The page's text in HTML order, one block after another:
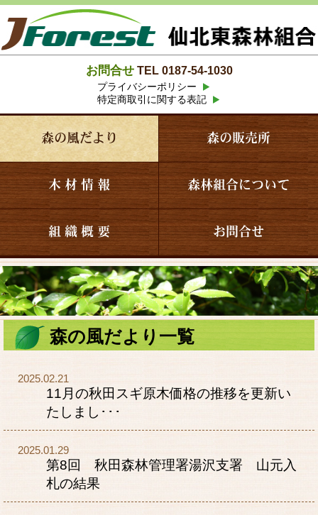
お問合せ TEL 0187-54-1030
プライバシーポリシー
特定商取引に関する表記
森の風だより 森の販売所
木 材 情 報 森林組合について
組 織 概 要 お問合せ
森の風だより一覧
2025.02.21
11月の秋田スギ原木価格の推移を更新い
たしまし･･･
2025.01.29
第8回 秋田森林管理署湯沢支署 山元入
札の結果